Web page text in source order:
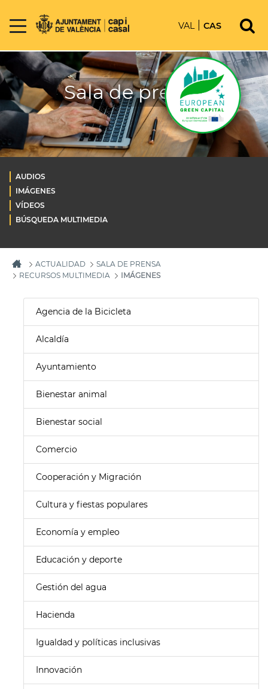
VAL CAS
Sala de prensa
AUDIOS
IMÁGENES
VÍDEOS
BÚSQUEDA MULTIMEDIA
ACTUALIDAD
SALA DE PRENSA
RECURSOS MULTIMEDIA
IMÁGENES
Agencia de la Bicicleta
Alcaldía
Ayuntamiento
Bienestar animal
Bienestar social
Comercio
Cooperación y Migración
Cultura y fiestas populares
Economía y empleo
Educación y deporte
Gestión del agua
Hacienda
Igualdad y políticas inclusivas
Innovación